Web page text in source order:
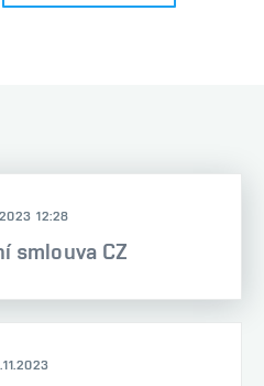
12:28
smlouva CZ